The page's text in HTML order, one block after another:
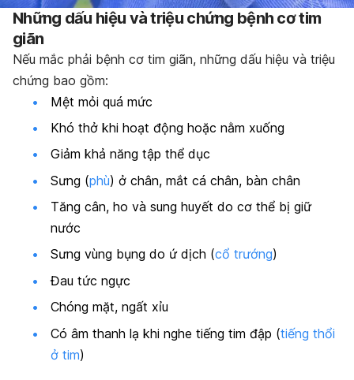
Những dấu hiệu và triệu chứng bệnh cơ tim
giãn
Nếu mắc phải bệnh cơ tim giãn, những dấu hiệu và triệu
chứng bao gồm:
Mệt mỏi quá mức
Khó thở khi hoạt động hoặc nằm xuống
Giảm khả năng tập thể dục
Sưng (phù) ở chân, mắt cá chân, bàn chân
Tăng cân, ho và sung huyết do cơ thể bị giữ
nước
Sưng vùng bụng do ứ dịch (cổ trướng)
Đau tức ngực
Chóng mặt, ngất xỉu
Có âm thanh lạ khi nghe tiếng tim đập (tiếng thổi
ở tim)